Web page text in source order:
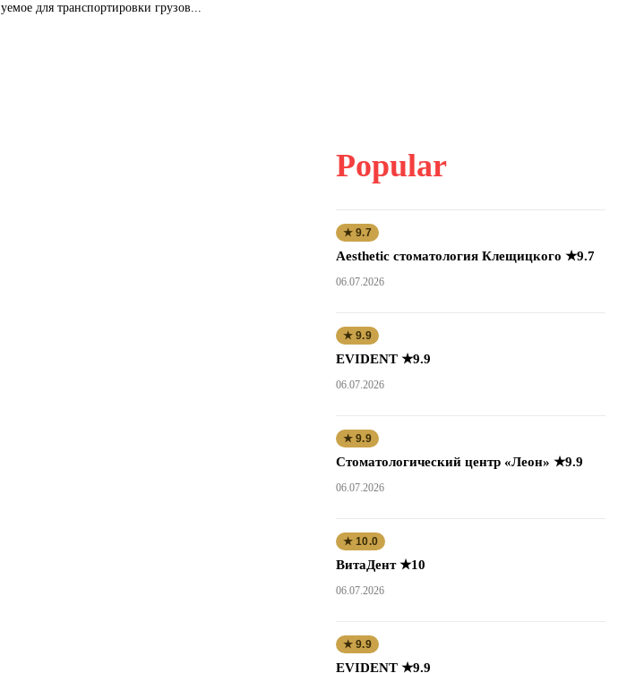
для транспортировки грузов...
Popular
★ 9.7
Aesthetic стоматология Клещицкого ★9.7
06.07.2026
★ 9.9
EVIDENT ★9.9
06.07.2026
★ 9.9
Стоматологический центр «Леон» ★9.9
06.07.2026
★ 10.0
ВитаДент ★10
06.07.2026
★ 9.9
EVIDENT ★9.9